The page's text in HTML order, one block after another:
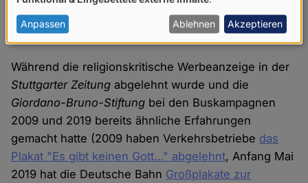
Bibelverse in der S-Bahn
Während die religionskritische Werbeanzeige in der
Stuttgarter Zeitung abgelehnt wurde und die
Giordano-Bruno-Stiftung bei den Buskampagnen
2009 und 2019 bereits ähnliche Erfahrungen
gemacht hatte (2009 haben Verkehrsbetriebe das
Plakat "Es gibt keinen Gott…" abgelehnt, Anfang Mai
2019 hat die Deutsche Bahn Großplakate zur
von
personenbezogenen
Daten
und
Cookies
Anpassen Ablehnen Akzeptieren